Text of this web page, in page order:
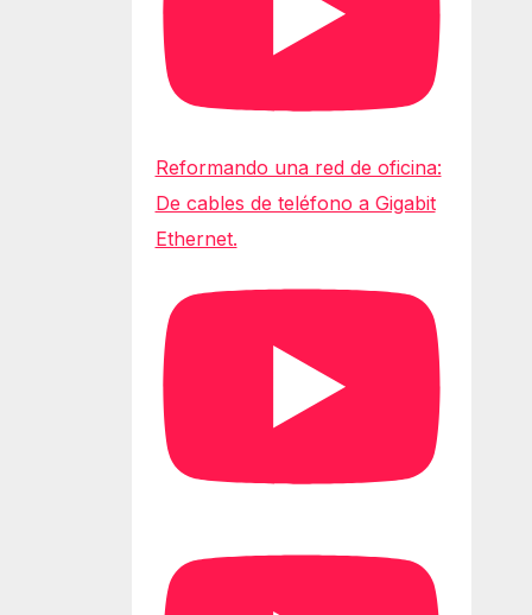
Reformando una red de oficina:
De cables de teléfono a Gigabit
Ethernet.